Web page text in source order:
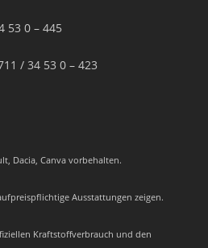
53 0 – 445
/ 34 53 0 – 423
Dacia, Canva vorbehalten.
Ausstattungen zeigen.
Kraftstoffverbrauch und den